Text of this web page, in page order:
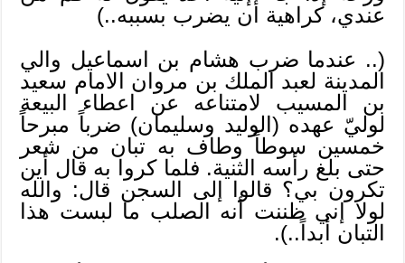
عندي، كراهية أن يضرب بسببه..)
(.. عندما ضرب هشام بن اسماعيل والي
المدينة لعبد الملك بن مروان الامام سعيد
بن المسيب لامتناعه عن اعطاء البيعة
لوليّ عهده (الوليد وسليمان) ضرباً مبرحاً
خمسين سوطاً وطاف به تبان من شعر
حتى بلغ رأسه الثنية. فلما كروا به قال أين
تكرون بي؟ قالوا إلى السجن قال: والله
لولا إني ظننت أنه الصلب ما لبست هذا
التبان أبداً..).